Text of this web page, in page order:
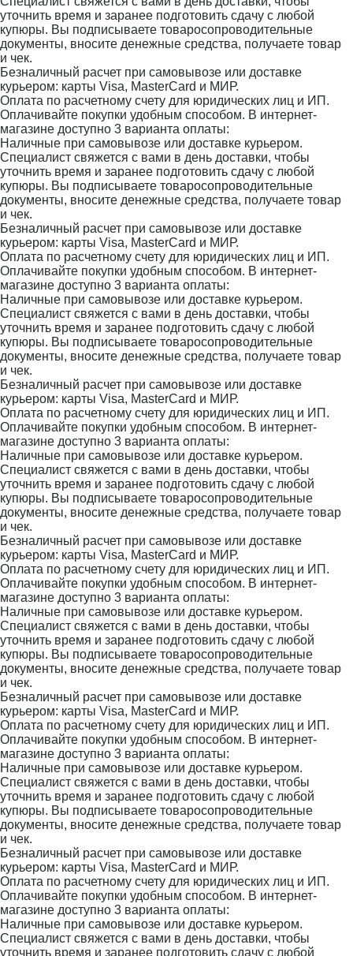
уточнить время и заранее подготовить сдачу с любой
купюры. Вы подписываете товаросопроводительные
документы, вносите денежные средства, получаете товар
и чек.
Безналичный расчет при самовывозе или доставке
курьером: карты Visa, MasterCard и МИР.
Оплата по расчетному счету для юридических лиц и ИП.
Оплачивайте покупки удобным способом. В интернет-
магазине доступно 3 варианта оплаты:
Наличные при самовывозе или доставке курьером.
Специалист свяжется с вами в день доставки, чтобы
уточнить время и заранее подготовить сдачу с любой
купюры. Вы подписываете товаросопроводительные
документы, вносите денежные средства, получаете товар
и чек.
Безналичный расчет при самовывозе или доставке
курьером: карты Visa, MasterCard и МИР.
Оплата по расчетному счету для юридических лиц и ИП.
Оплачивайте покупки удобным способом. В интернет-
магазине доступно 3 варианта оплаты:
Наличные при самовывозе или доставке курьером.
Специалист свяжется с вами в день доставки, чтобы
уточнить время и заранее подготовить сдачу с любой
купюры. Вы подписываете товаросопроводительные
документы, вносите денежные средства, получаете товар
и чек.
Безналичный расчет при самовывозе или доставке
курьером: карты Visa, MasterCard и МИР.
Оплата по расчетному счету для юридических лиц и ИП.
Оплачивайте покупки удобным способом. В интернет-
магазине доступно 3 варианта оплаты:
Наличные при самовывозе или доставке курьером.
Специалист свяжется с вами в день доставки, чтобы
уточнить время и заранее подготовить сдачу с любой
купюры. Вы подписываете товаросопроводительные
документы, вносите денежные средства, получаете товар
и чек.
Безналичный расчет при самовывозе или доставке
курьером: карты Visa, MasterCard и МИР.
Оплата по расчетному счету для юридических лиц и ИП.
Оплачивайте покупки удобным способом. В интернет-
магазине доступно 3 варианта оплаты:
Наличные при самовывозе или доставке курьером.
Специалист свяжется с вами в день доставки, чтобы
уточнить время и заранее подготовить сдачу с любой
купюры. Вы подписываете товаросопроводительные
документы, вносите денежные средства, получаете товар
и чек.
Безналичный расчет при самовывозе или доставке
курьером: карты Visa, MasterCard и МИР.
Оплата по расчетному счету для юридических лиц и ИП.
Оплачивайте покупки удобным способом. В интернет-
магазине доступно 3 варианта оплаты:
Наличные при самовывозе или доставке курьером.
Специалист свяжется с вами в день доставки, чтобы
уточнить время и заранее подготовить сдачу с любой
купюры. Вы подписываете товаросопроводительные
документы, вносите денежные средства, получаете товар
и чек.
Безналичный расчет при самовывозе или доставке
курьером: карты Visa, MasterCard и МИР.
Оплата по расчетному счету для юридических лиц и ИП.
Оплачивайте покупки удобным способом. В интернет-
магазине доступно 3 варианта оплаты:
Наличные при самовывозе или доставке курьером.
Специалист свяжется с вами в день доставки, чтобы
уточнить время и заранее подготовить сдачу с любой